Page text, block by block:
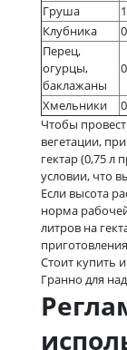
Груша 1
Клубника
Перец,
огурцы,
баклажаны
Хмельники
Чтобы
вегетации,
гектар (0,75 л
условии, что
Если высота
норма
литров на
Стоит купить
Гранно для